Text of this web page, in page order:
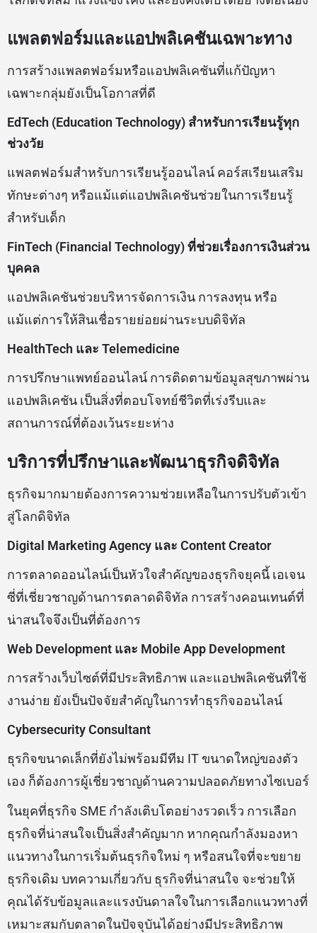
แพลตฟอร์มและแอปพลิเคชันเฉพาะทาง
การสร้างแพลตฟอร์มหรือแอปพลิเคชันที่แก้ปัญหา
เฉพาะกลุ่มยังเป็นโอกาสที่ดี
EdTech (Education Technology) สำหรับการเรียนรู้ทุก
ช่วงวัย
แพลตฟอร์มสำหรับการเรียนรู้ออนไลน์ คอร์สเรียนเสริม
ทักษะต่างๆ หรือแม้แต่แอปพลิเคชันช่วยในการเรียนรู้
สำหรับเด็ก
FinTech (Financial Technology) ที่ช่วยเรื่องการเงินส่วน
บุคคล
แอปพลิเคชันช่วยบริหารจัดการเงิน การลงทุน หรือ
แม้แต่การให้สินเชื่อรายย่อยผ่านระบบดิจิทัล
HealthTech และ Telemedicine
การปรึกษาแพทย์ออนไลน์ การติดตามข้อมูลสุขภาพผ่าน
แอปพลิเคชัน เป็นสิ่งที่ตอบโจทย์ชีวิตที่เร่งรีบและ
สถานการณ์ที่ต้องเว้นระยะห่าง
บริการที่ปรึกษาและพัฒนาธุรกิจดิจิทัล
ธุรกิจมากมายต้องการความช่วยเหลือในการปรับตัวเข้า
สู่โลกดิจิทัล
Digital Marketing Agency และ Content Creator
การตลาดออนไลน์เป็นหัวใจสำคัญของธุรกิจยุคนี้ เอเจน
ซี่ที่เชี่ยวชาญด้านการตลาดดิจิทัล การสร้างคอนเทนต์ที่
น่าสนใจจึงเป็นที่ต้องการ
Web Development และ Mobile App Development
การสร้างเว็บไซต์ที่มีประสิทธิภาพ และแอปพลิเคชันที่ใช้
งานง่าย ยังเป็นปัจจัยสำคัญในการทำธุรกิจออนไลน์
Cybersecurity Consultant
ธุรกิจขนาดเล็กที่ยังไม่พร้อมมีทีม IT ขนาดใหญ่ของตัว
เอง ก็ต้องการผู้เชี่ยวชาญด้านความปลอดภัยทางไซเบอร์
ในยุคที่ธุรกิจ SME กำลังเติบโตอย่างรวดเร็ว การเลือก
ธุรกิจที่น่าสนใจเป็นสิ่งสำคัญมาก หากคุณกำลังมองหา
แนวทางในการเริ่มต้นธุรกิจใหม่ ๆ หรือสนใจที่จะขยาย
ธุรกิจเดิม บทความเกี่ยวกับ ธุรกิจที่น่าสนใจ จะช่วยให้
คุณได้รับข้อมูลและแรงบันดาลใจในการเลือกแนวทางที่
เหมาะสมกับตลาดในปัจจุบันได้อย่างมีประสิทธิภาพ